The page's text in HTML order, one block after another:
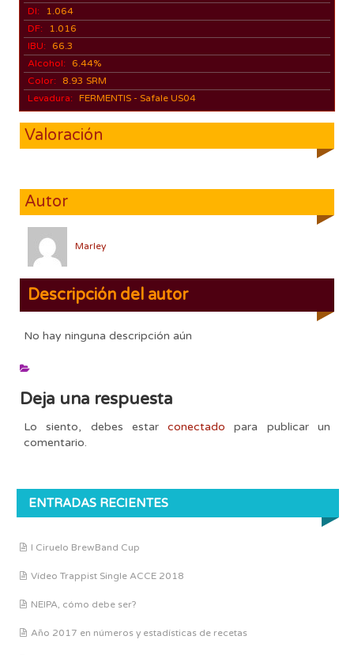
DI:
1.064
DF:
1.016
IBU:
66.3
Alcohol:
6.44%
Color:
8.93 SRM
Levadura: FERMENTIS - Safale US04
Valoración
Autor
Marley
Descripción del autor
No hay ninguna descripción aún
Deja una respuesta
Lo siento, debes estarconectado para publicar un
comentario.
ENTRADAS RECIENTES
I Ciruelo BrewBand Cup
Vídeo Trappist Single ACCE 2018
NEIPA, cómo debe ser?
Año 2017 en números y estadísticas de recetas